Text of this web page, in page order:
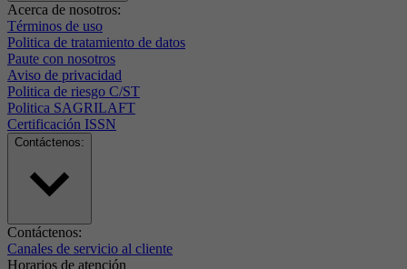
Acerca de nosotros:
Términos de uso
Politica de tratamiento de datos
Paute con nosotros
Aviso de privacidad
Politica de riesgo C/ST
Politica SAGRILAFT
Certificación ISSN
Contáctenos:
Contáctenos:
Canales de servicio al cliente
Horarios de atención